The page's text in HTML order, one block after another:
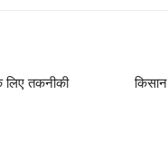
तकनीकी